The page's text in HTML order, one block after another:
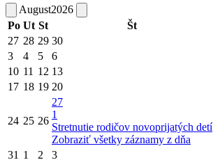
August2026
Po Ut St Št
27 28 29 30
3
4 5 6
10 11 12 13
17 18 19 20
24 25 26
27
1
Stretnutie rodičov novoprijatých detí
Zobraziť všetky záznamy z dňa
31 1 2 3